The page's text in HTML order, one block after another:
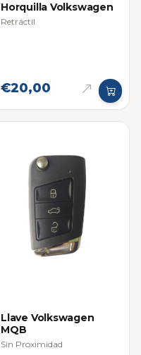
Horquilla Volkswagen
Retráctil
€20,00
Llave Volkswagen
MQB
Sin Proximidad